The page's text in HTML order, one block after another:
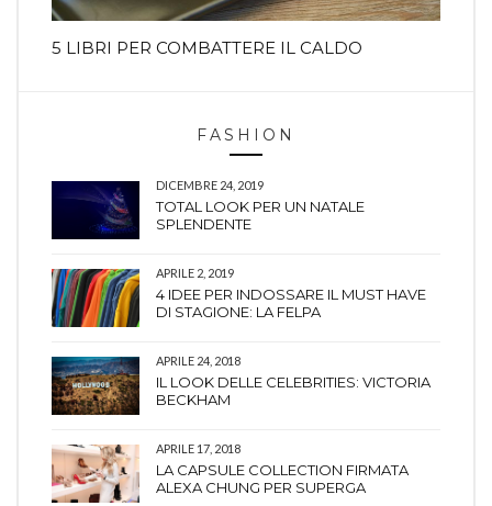
5 LIBRI PER COMBATTERE IL CALDO
FASHION
DICEMBRE 24, 2019
TOTAL LOOK PER UN NATALE
SPLENDENTE
APRILE 2, 2019
4 IDEE PER INDOSSARE IL MUST HAVE
DI STAGIONE: LA FELPA
APRILE 24, 2018
IL LOOK DELLE CELEBRITIES: VICTORIA
BECKHAM
APRILE 17, 2018
LA CAPSULE COLLECTION FIRMATA
ALEXA CHUNG PER SUPERGA